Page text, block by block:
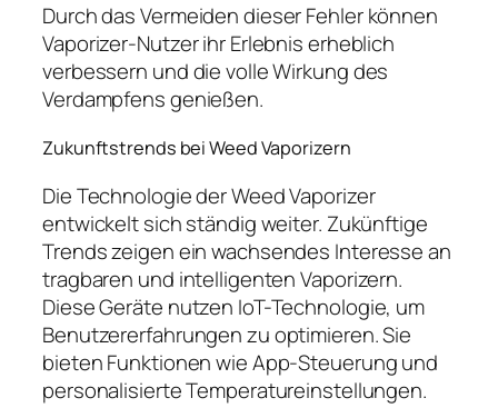
Durch das Vermeiden dieser Fehler können
Vaporizer-Nutzer ihr Erlebnis erheblich
verbessern und die volle Wirkung des
Verdampfens genießen.
Zukunftstrends bei Weed Vaporizern
Die Technologie der Weed Vaporizer
entwickelt sich ständig weiter. Zukünftige
Trends zeigen ein wachsendes Interesse an
tragbaren und intelligenten Vaporizern.
Diese Geräte nutzen IoT-Technologie, um
Benutzererfahrungen zu optimieren. Sie
bieten Funktionen wie App-Steuerung und
personalisierte Temperatureinstellungen.